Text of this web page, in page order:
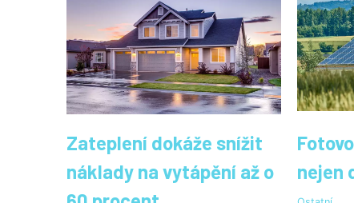
Zateplení dokáže snížit
náklady na vytápění až o
nejen